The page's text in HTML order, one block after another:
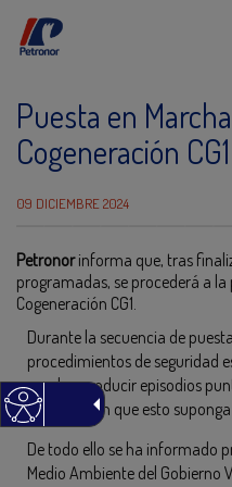
Puesta en
Cogeneración CG1
09 DICIEMBRE 2024
Petronorinforma que, tras
programadas, se procederá a
Cogeneración CG1.
Durante la secuencia de
procedimientos de seguridad
pueden producir episodios
antorcha sin que esto
De todo ello se ha informado
Medio Ambiente del Gobierno